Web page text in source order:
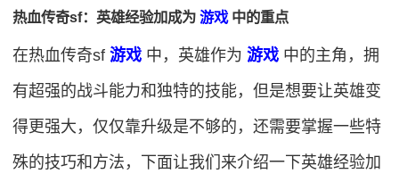
热血传奇sf：英雄经验加成为 游戏 中的重点
在热血传奇sf 游戏 中，英雄作为 游戏 中的主角，拥
有超强的战斗能力和独特的技能，但是想要让英雄变
得更强大，仅仅靠升级是不够的，还需要掌握一些特
殊的技巧和方法，下面让我们来介绍一下英雄经验加